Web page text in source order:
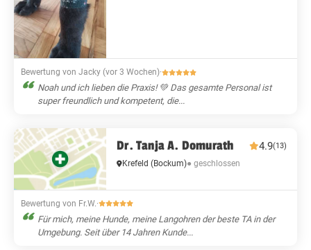
Bewertung von Jacky (vor 3 Wochen)·
Noah und ich lieben die Praxis! 💚 Das gesamte Personal ist
super freundlich und kompetent, die...
Dr. Tanja A. Domurath 4.9(13)
Krefeld(Bockum)● geschlossen
Bewertung von Fr.W.·
Für mich, meine Hunde, meine Langohren der beste TA in der
Umgebung. Seit über 14 Jahren Kunde...